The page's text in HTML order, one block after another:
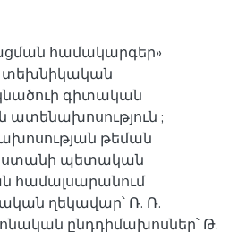
համակարգեր»
տեխնիկական
գիտական
;
թեման
պետական
ղեկավար՝ Ռ. Ռ.
ընդդիմախոսներ՝ Թ.